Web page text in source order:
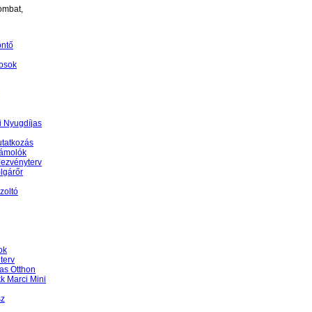
Nyugdíjas
Otthon
Marci Mini